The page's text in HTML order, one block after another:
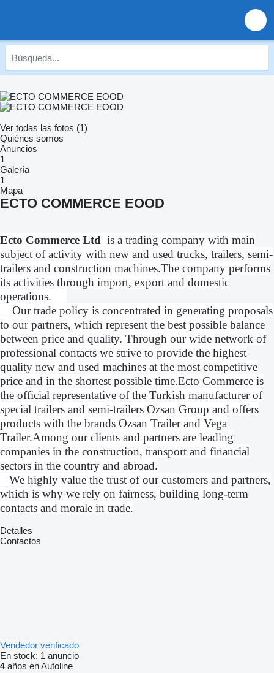
Ver todas las fotos (1)
Quiénes somos
Anuncios
1
Galería
1
Mapa
ECTO COMMERCE EOOD
Ecto Commerce Ltd is a trading company with main
subject of activity with new and used trucks, trailers, semi-
trailers and construction machines.The company performs
its activities through import, export and domestic
operations.
Our trade policy is concentrated in generating proposals
to our partners, which represent the best possible balance
between price and quality. Through our wide network of
professional contacts we strive to provide the highest
quality new and used machines at the most competitive
price and in the shortest possible time.Ecto Commerce is
the official representative of the Turkish manufacturer of
special trailers and semi-trailers Ozsan Group and offers
products with the brands Ozsan Trailer and Vega
Trailer.Among our clients and partners are leading
companies in the construction, transport and financial
sectors in the country and abroad.
We highly value the trust of our customers and partners,
which is why we rely on fairness, building long-term
contacts and morale in trade.
Detalles
Contactos
Vendedor verificado
En stock: 1 anuncio
4años en Autoline